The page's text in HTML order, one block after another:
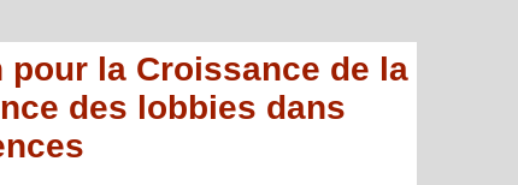
pour la Croissance de la
des lobbies dans